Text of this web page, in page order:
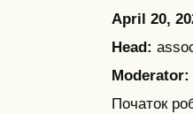
April 20,
Head:
Moderator:
Початок